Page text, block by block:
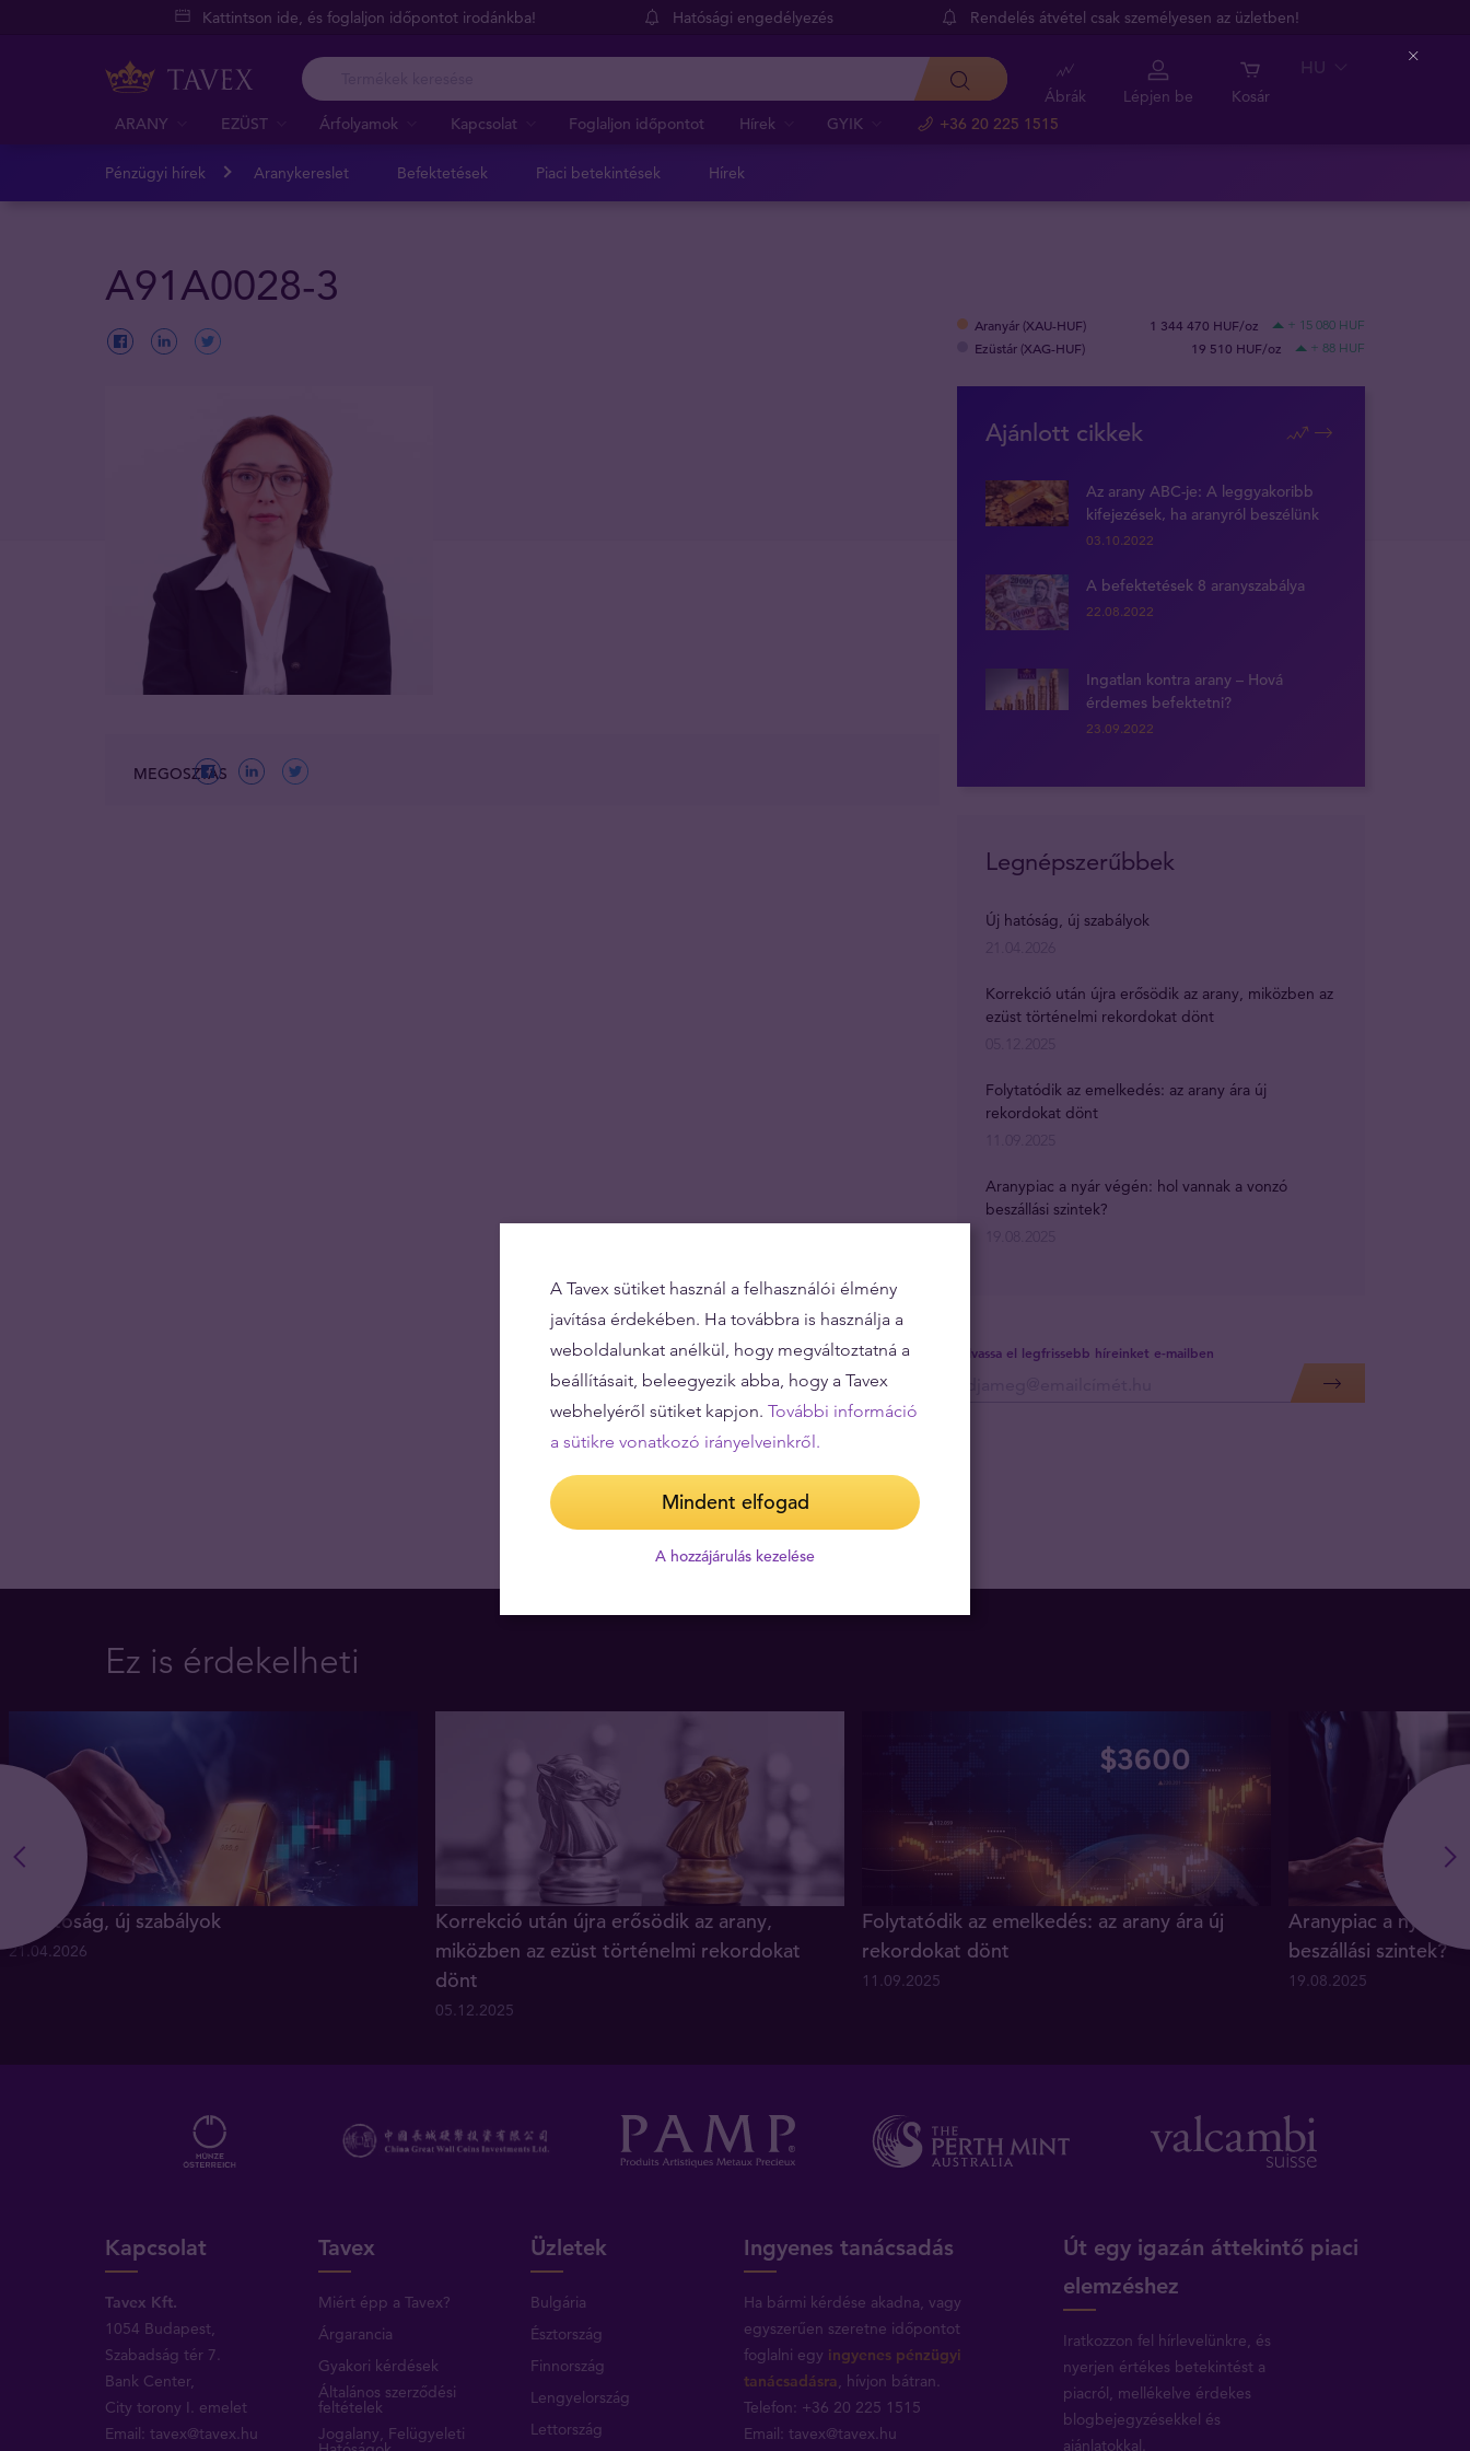
Kattintson ide, és foglaljon időpontot irodánkba! Hatósági engedélyezés Rendelés átvétel csak személyesen az üzletben!
ARANY EZÜST Árfolyamok Kapcsolat Foglaljon időpontot Hírek GYIK +36 20 225 1515
Ábrák Lépjen be Kosár
HU
Pénzügyi hírek Aranykereslet Befektetések Piaci betekintések Hírek
A91A0028-3
Aranyár (XAU-HUF) 1 344 470 HUF/oz + 15 080 HUF
Ezüstár (XAG-HUF) 19 510 HUF/oz + 88 HUF
MEGOSZTÁS
Ajánlott cikkek
Az arany ABC-je: A leggyakoribb
kifejezések, ha aranyról beszélünk
03.10.2022
A befektetések 8 aranyszabálya
22.08.2022
Ingatlan kontra arany – Hová
érdemes befektetni?
23.09.2022
Olvassa el legfrissebb híreinket e-mailben
Legnépszerűbbek
Új hatóság, új szabályok
Korrekció után újra erősödik az arany, miközben az
ezüst történelmi rekordokat dönt
Folytatódik az emelkedés: az arany ára új
rekordokat dönt
Aranypiac a nyár végén: hol vannak a vonzó
beszállási szintek?
Ez is érdekelheti
Új hatóság, új szabályok
21.04.2026
Korrekció után újra erősödik az arany,
miközben az ezüst történelmi rekordokat
dönt
05.12.2025
Folytatódik az emelkedés: az arany ára új
rekordokat dönt
11.09.2025
Aranypiac a nyár
beszállási szintek?
19.08.2025
Kapcsolat
Tavex Kft.
1054 Budapest,
Szabadság tér 7.
Bank Center,
City torony I. emelet
Email:tavex@tavex.hu
Tavex
Miért épp a Tavex?
Árgarancia
Gyakori kérdések
Általános szerződési
feltételek
Jogalany, Felügyeleti
Üzletek
Bulgária
Észtország
Finnország
Lengyelország
Lettország
Ingyenes tanácsadás
Ha bármi kérdése akadna, vagy
egyszerűen szeretne időpontot
foglalni egy ingyenes pénzügyi
tanácsadásra , hívjon bátran.
Telefon: +36 20 225 1515
Email: tavex@tavex.hu
Út egy igazán áttekintő piaci
elemzéshez
Iratkozzon fel hírlevelünkre, és
nyerjen értékes betekintést a
piacról, mellékelve érdekes
blogbejegyzésekkel és
ajánlatokkal.
A Tavex sütiket használ a felhasználói élmény
javítása érdekében. Ha továbbra is használja a
weboldalunkat anélkül, hogy megváltoztatná a
beállításait, beleegyezik abba, hogy a Tavex
webhelyéről sütiket kapjon. További információ
a sütikre vonatkozó irányelveinkről.
Mindent elfogad
A hozzájárulás kezelése
Close